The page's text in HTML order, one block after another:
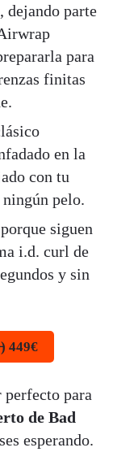
dejando parte
para
finitas
en la
con tu
pelo.
siguen
i.d. curl de
y sin
449€
perfecto para
de Bad
esperando.